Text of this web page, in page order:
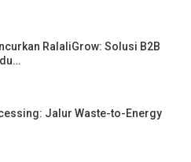
RalaliGrow: Solusi B2B
Jalur Waste-to-Energy